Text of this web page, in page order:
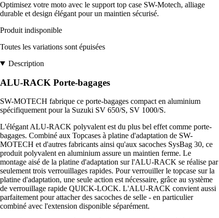
Optimisez votre moto avec le support top case SW-Motech, alliage
durable et design élégant pour un maintien sécurisé.
Produit indisponible
Toutes les variations sont épuisées
Description
ALU-RACK Porte-bagages
SW-MOTECH fabrique ce porte-bagages compact en aluminium
spécifiquement pour la Suzuki SV 650/S, SV 1000/S.
L'élégant ALU-RACK polyvalent est du plus bel effet comme porte-
bagages. Combiné aux Topcases à platine d'adaptation de SW-
MOTECH et d'autres fabricants ainsi qu'aux sacoches SysBag 30, ce
produit polyvalent en aluminium assure un maintien ferme. Le
montage aisé de la platine d'adaptation sur l'ALU-RACK se réalise par
seulement trois verrouillages rapides. Pour verrouiller le topcase sur la
platine d'adaptation, une seule action est nécessaire, grâce au système
de verrouillage rapide QUICK-LOCK. L'ALU-RACK convient aussi
parfaitement pour attacher des sacoches de selle - en particulier
combiné avec l'extension disponible séparément.